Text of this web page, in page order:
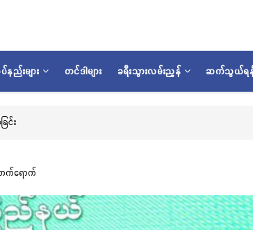
ည်းများ တင်ဒါများ ခရီးသွားလမ်းညွှန် ဆက်သွယ်ရ
ပ်လှူပူဇော်ခြင်းအောင်ပွဲနှင့် (၃၆) ကြိမ်မြောက် စုပေါင်းမဟာဘုံက
တက်ရောက်